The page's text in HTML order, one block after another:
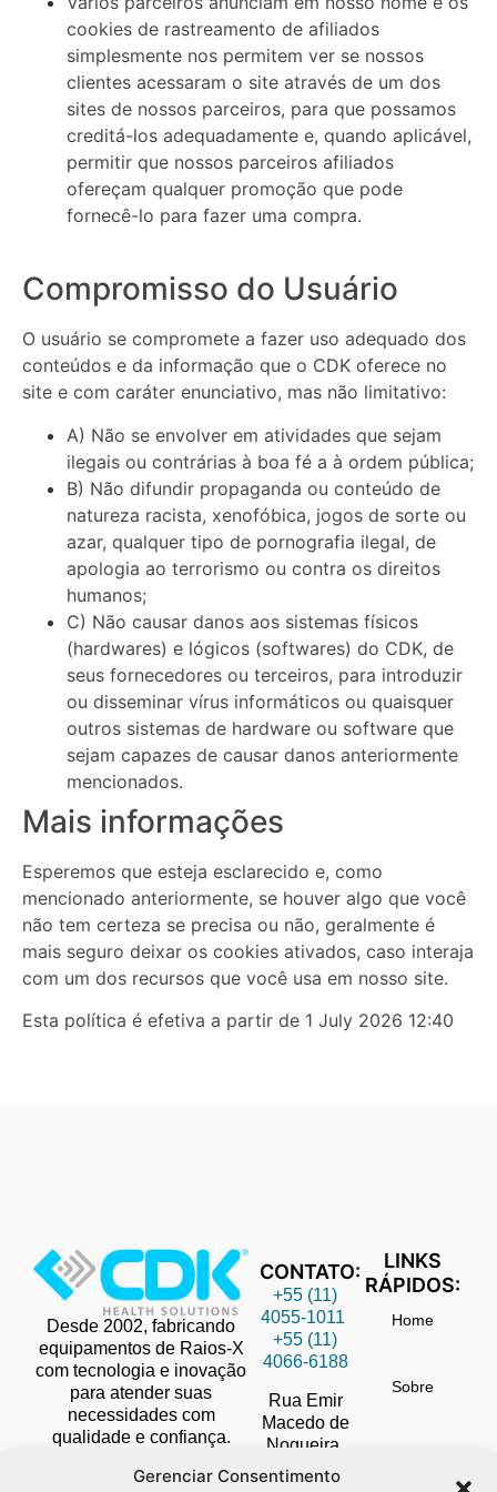
Gerenciar Consentimento
cookies de rastreamento de afiliados
simplesmente nos permitem ver se nossos
clientes acessaram o site através de um dos
sites de nossos parceiros, para que possamos
creditá-los adequadamente e, quando aplicável,
permitir que nossos parceiros afiliados
ofereçam qualquer promoção que pode
fornecê-lo para fazer uma compra.
Compromisso do Usuário
O usuário se compromete a fazer uso adequado dos
conteúdos e da informação que o CDK oferece no
site e com caráter enunciativo, mas não limitativo:
A) Não se envolver em atividades que sejam
ilegais ou contrárias à boa fé a à ordem pública;
B) Não difundir propaganda ou conteúdo de
natureza racista, xenofóbica, jogos de sorte ou
azar, qualquer tipo de pornografia ilegal, de
apologia ao terrorismo ou contra os direitos
humanos;
C) Não causar danos aos sistemas físicos
(hardwares) e lógicos (softwares) do CDK, de
seus fornecedores ou terceiros, para introduzir
ou disseminar vírus informáticos ou quaisquer
outros sistemas de hardware ou software que
sejam capazes de causar danos anteriormente
mencionados.
Mais informações
Esperemos que esteja esclarecido e, como
mencionado anteriormente, se houver algo que você
não tem certeza se precisa ou não, geralmente é
mais seguro deixar os cookies ativados, caso interaja
com um dos recursos que você usa em nosso site.
Esta política é efetiva a partir de 1 July 2026 12:40
Desde 2002, fabricando
equipamentos de Raios-X
com tecnologia e inovação
para atender suas
necessidades com
qualidade e confiança.
CONTATO:
+55 (11)
4055-1011
+55 (11)
4066-6188
Rua Emir
Macedo de
Nogueira,
LINKS
RÁPIDOS:
Home
Sobre